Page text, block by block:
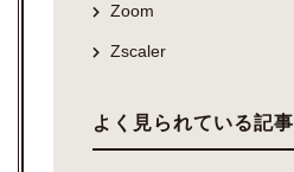
Zoom
Zscaler
よく見られている記事